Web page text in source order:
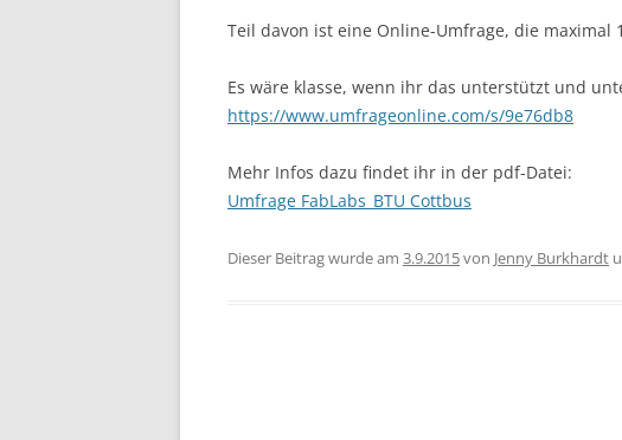
Teil davon ist eine Online-Umfrage, die maximal
Es wäre klasse, wenn ihr das unterstützt und
https://www.umfrageonline.com/s/9e76db8
Mehr Infos dazu findet ihr in der pdf-Datei:
Umfrage FabLabs_BTU Cottbus
Dieser Beitrag wurde am 3.9.2015von Jenny Burkhardt